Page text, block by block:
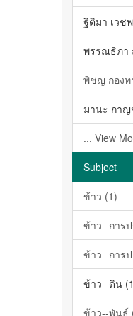
ฐิติมา เวช
พรรณธิภา
พิชญ กองท
มานะ กา
... View
Subject
ข้าว (1)
ข้าว--การ
ข้าว--การ
ข้าว--ดิน
ข้าว--พันธุ์